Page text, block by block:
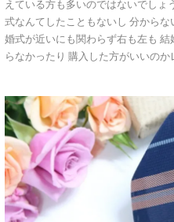
えている方も多いのではないでしょ
式なんてしたこともないし 分から
婚式が近いにも関わらず右も左も
らなかったり 購入した方がいいの